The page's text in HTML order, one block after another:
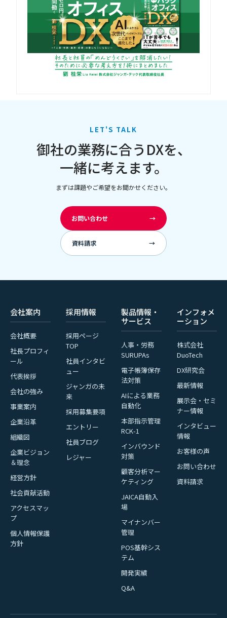
LET'S TALK
御社の業務に合うDXを、
一緒に考えます。
まずは課題やご希望をお聞かせください。
お問い合わせ →
資料請求 →
会社案内
会社概要
社長プロフィ
ール
代表挨拶
会社の強み
事業案内
企業沿革
組織図
企業ビジョン
＆理念
経営方針
社会貢献活動
アクセスマッ
プ
個人情報保護
方針
採用情報
採用ページ
TOP
社員インタビ
ュー
ジャンガの未
来
採用募集要項
エントリー
社員ブログ
レジャー
製品情報・
サービス
人事・労務
SURUPAs
電子帳簿保存
法対策
AIによる業務
自動化
本部指示管理
RCK-1
インバウンド
対策
顧客分析マー
ケティング
JAICA自動入
場
マイナンバー
管理
POS基幹シス
テム
開発実績
Q&A
インフォメ
ーション
株式会社
DuoTech
DX研究会
最新情報
展示会・セミ
ナー情報
インタビュー
情報
お客様の声
お問い合わせ
資料請求